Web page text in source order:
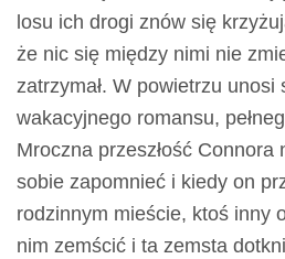
losu ich drogi znów się
że nic się między nimi nie
zatrzymał. W powietrzu unosi
wakacyjnego romansu,
Mroczna przeszłość Connora
sobie zapomnieć i kiedy on
rodzinnym mieście, ktoś inny
nim zemścić i ta zemsta